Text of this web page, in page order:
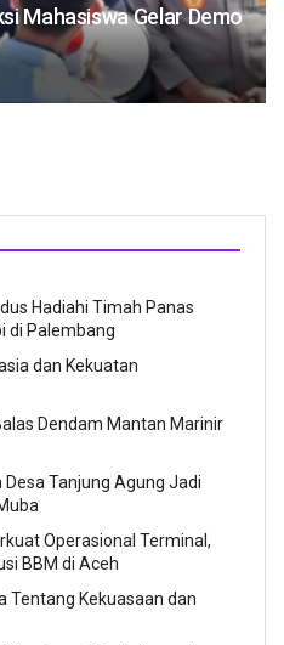
Mahasiswa Gelar Demo
Hadiahi Timah Panas
di Palembang
dan Kekuatan
Dendam Mantan Marinir
Tanjung Agung Jadi
Operasional Terminal,
BBM di Aceh
Tentang Kekuasaan dan